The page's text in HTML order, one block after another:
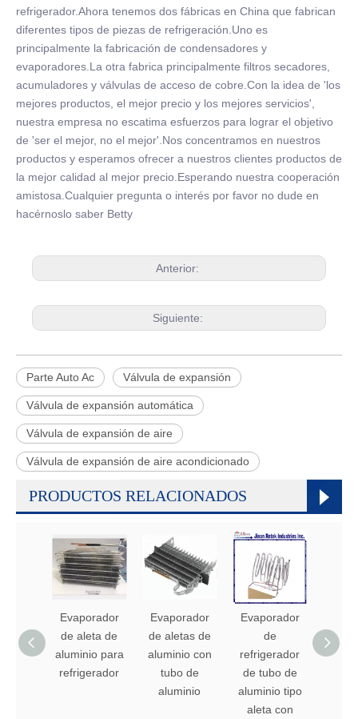
refrigerador.Ahora tenemos dos fábricas en China que fabrican
diferentes tipos de piezas de refrigeración.Uno es
principalmente la fabricación de condensadores y
evaporadores.La otra fabrica principalmente filtros secadores,
acumuladores y válvulas de acceso de cobre.Con la idea de 'los
mejores productos, el mejor precio y los mejores servicios',
nuestra empresa no escatima esfuerzos para lograr el objetivo
de 'ser el mejor, no el mejor'.Nos concentramos en nuestros
productos y esperamos ofrecer a nuestros clientes productos de
la mejor calidad al mejor precio.Esperando nuestra cooperación
amistosa.Cualquier pregunta o interés por favor no dude en
hacérnoslo saber Betty
Anterior:
Siguiente:
Parte Auto Ac Válvula de expansión
Válvula de expansión automática
Válvula de expansión de aire
Válvula de expansión de aire acondicionado
PRODUCTOS RELACIONADOS
Evaporador
de aleta de
aluminio para
refrigerador
Evaporador
de aletas de
aluminio con
tubo de
aluminio
Evaporador
de
refrigerador
de tubo de
aluminio tipo
aleta con
de